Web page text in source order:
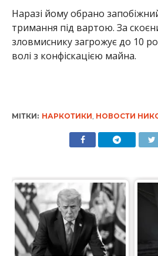
Наразі йому обрано
тримання під вартою. За
зловмиснику загрожує до 10
волі з конфіскацією майна.
МІТКИ: НАРКОТИКИ, НОВОСТИ